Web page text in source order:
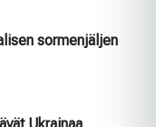
sormenjäljen